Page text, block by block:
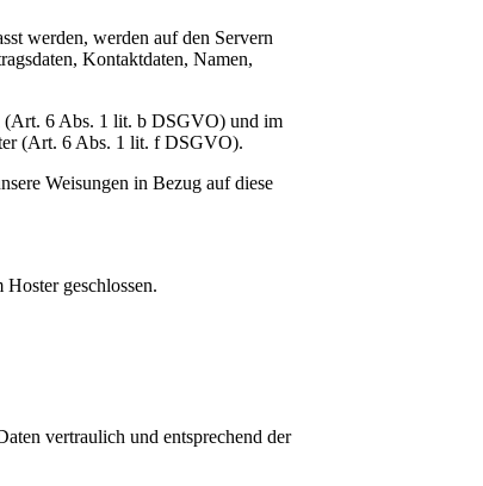
werden, werden auf den Servern
Kontaktdaten, Namen,
(Art. 6 Abs. 1 lit. b DSGVO) und im
(Art. 6 Abs. 1 lit. f DSGVO).
Weisungen in Bezug auf diese
geschlossen.
vertraulich und entsprechend der